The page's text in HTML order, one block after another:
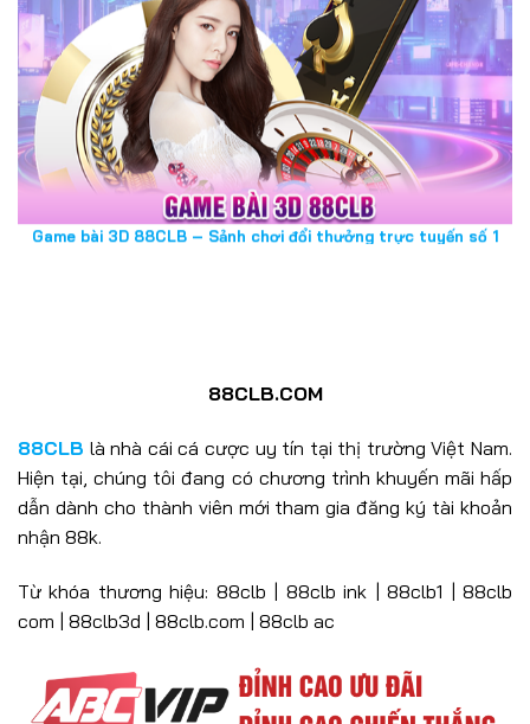
Game bài 3D 88CLB – Sảnh chơi đổi thưởng trực tuyến số 1
25/06/2025
Khuyến Mãi 88CLB – Ưu Đãi Hấp Dẫn Nhận Thưởng Mỗi Ngày
20/06/2025
88CLB.COM
88CLB là nhà cái cá cược uy tín tại thị trường Việt Nam.
Hiện tại, chúng tôi đang có chương trình khuyến mãi hấp
dẫn dành cho thành viên mới tham gia đăng ký tài khoản
nhận 88k.
Từ khóa thương hiệu: 88clb | 88clb ink | 88clb1 | 88clb
com | 88clb3d | 88clb.com | 88clb ac